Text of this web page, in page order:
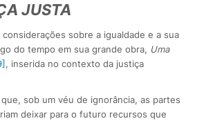
JUSTA
sobre a igualdade e a sua
do tempo em sua grande obra, Uma
, inserida no contexto da justiça
sob um véu de ignorância, as partes
deixar para o futuro recursos que